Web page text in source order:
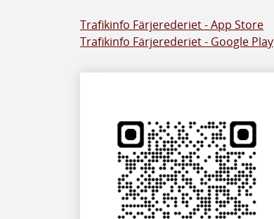
Trafikinfo Färjerederiet - App Store
Trafikinfo Färjerederiet - Google Play